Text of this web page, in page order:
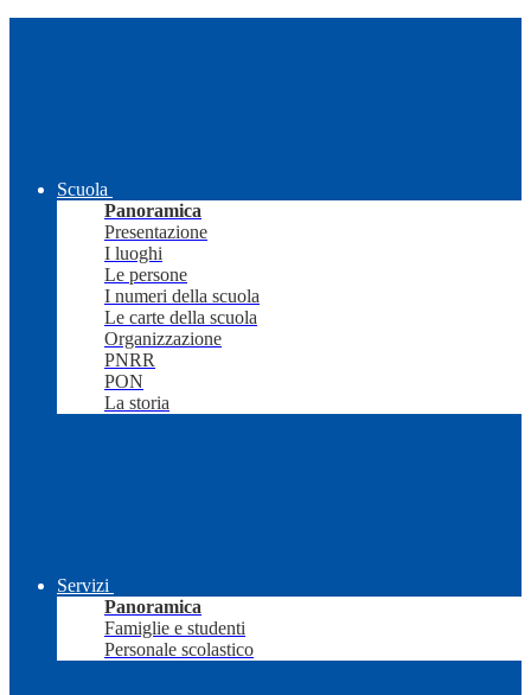
Scuola
Panoramica
Presentazione
I luoghi
Le persone
I numeri della scuola
Le carte della scuola
Organizzazione
PNRR
PON
La storia
Servizi
Panoramica
Famiglie e studenti
Personale scolastico